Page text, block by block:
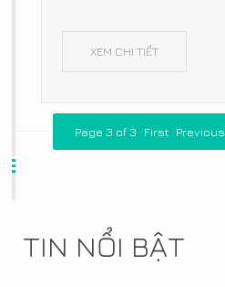
XEM CHI TIẾT
Page 3 of 3 First Previous
TIN NỔI BẬT